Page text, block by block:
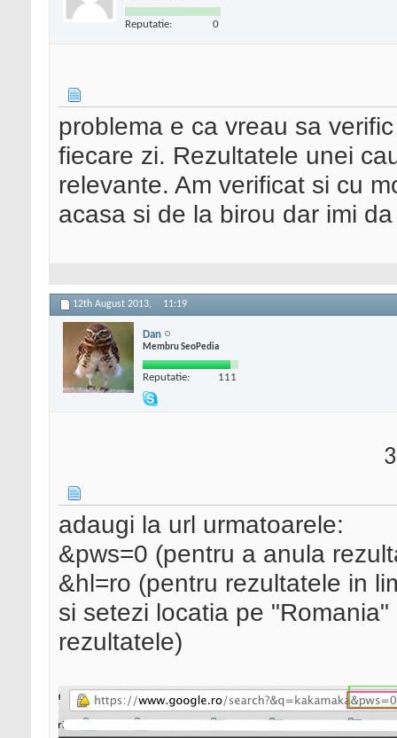
Reputatie: 0
problema e ca vreau sa
fiecare zi. Rezultatele unei
relevante. Am verificat si cu
acasa si de la birou dar imi
12th August 2013, 11:19
Dan
Membru SeoPedia
Reputatie: 111
adaugi la url urmatoarele:
&pws=0 (pentru a anula
&hl=ro (pentru rezultatele in
si setezi locatia pe
rezultatele)